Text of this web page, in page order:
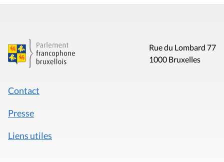
Rue du Lombard 77
1000 Bruxelles
Contact
Presse
Liens utiles